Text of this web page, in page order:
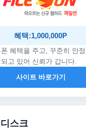
혜택:1,000,000P
혜택을 주고, 꾸준히 안
고 있어 신뢰가 갑니다.
사이트 바로가기
스크